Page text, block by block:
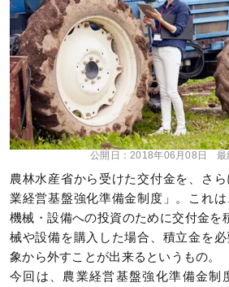
公開日：2018年06月08日 最
農林水産省から受けた交付金を、さ
業経営基盤強化準備金制度」。これ
機械・設備への投資のために交付金を
械や設備を購入した場合、積立金を
象から外すことが出来るというもの。
今回は、農業経営基盤強化準備金制